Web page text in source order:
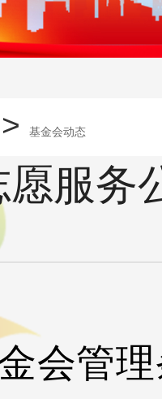
基金会动态
服务
管理